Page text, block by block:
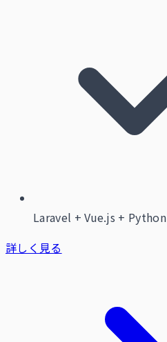
Laravel + Vue.js + Python
詳しく見る